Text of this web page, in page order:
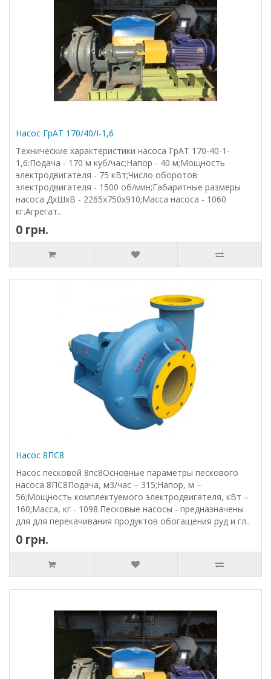
Насос ГрАТ 170/40/I-1,6
Технические характеристики насоса ГрАТ 170-40-1-
1,6:Подача - 170 м куб/час;Напор - 40 м;Мощность
электродвигателя - 75 кВт;Число оборотов
электродвигателя - 1500 об/мин;Габаритные размеры
насоса ДхШхВ - 2265х750х910;Масса насоса - 1060
кг.Агрегат..
0 грн.
Насос 8ПС8
Насос песковой 8пс8Основные параметры пескового
насоса 8ПС8Подача, м3/час – 315;Напор, м –
56;Мощность комплектуемого электродвигателя, кВт –
160;Масса, кг - 1098.Песковые насосы - предназначены
для для перекачивания продуктов обогащения руд и гл..
0 грн.